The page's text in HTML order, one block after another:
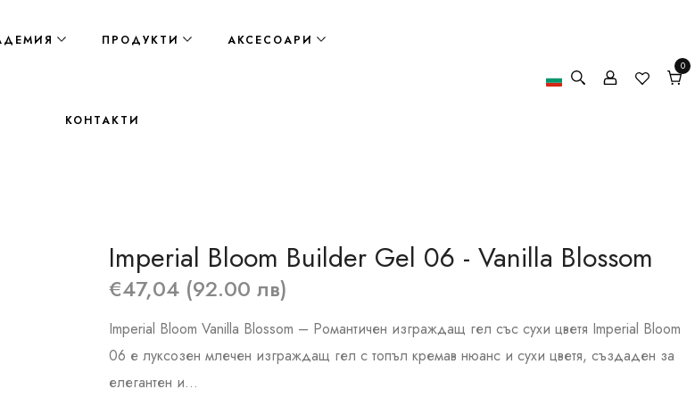
ПРОДУКТИ АКСЕСОАРИ
КОНТАКТИ
0
0
Imperial Bloom Builder Gel 06 - Vanilla Blossom
€47,04 (92.00 лв)
Imperial Bloom Vanilla Blossom – Романтичен изграждащ гел със сухи цветя Imperial Bloom
06 е луксозен млечен изграждащ гел с топъл кремав нюанс и сухи цветя, създаден за
елегантен и...